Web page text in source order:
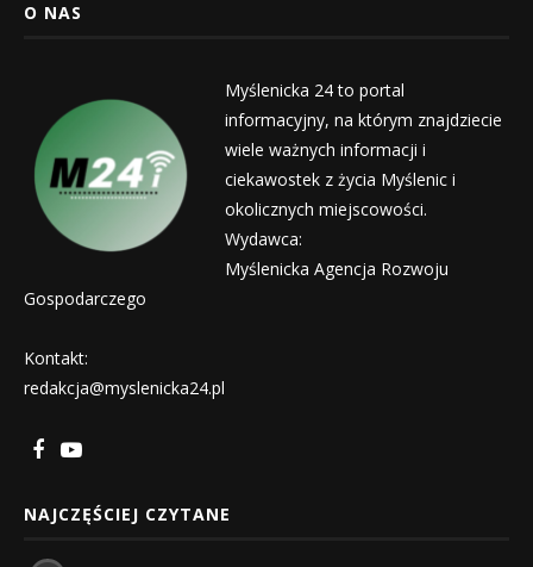
O NAS
Myślenicka 24 to portal
informacyjny, na którym znajdziecie
wiele ważnych informacji i
ciekawostek z życia Myślenic i
okolicznych miejscowości.
Wydawca:
Myślenicka Agencja Rozwoju
Gospodarczego
Kontakt:
redakcja@myslenicka24.pl
NAJCZĘŚCIEJ CZYTANE